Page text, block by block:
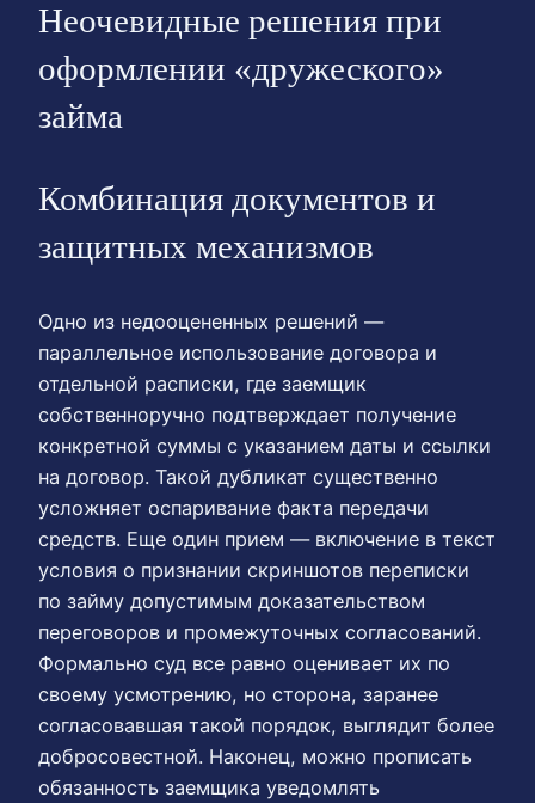
Неочевидные решения при
оформлении «дружеского»
займа
Комбинация документов и
защитных механизмов
Одно из недооцененных решений —
параллельное использование договора и
отдельной расписки, где заемщик
собственноручно подтверждает получение
конкретной суммы с указанием даты и ссылки
на договор. Такой дубликат существенно
усложняет оспаривание факта передачи
средств. Еще один прием — включение в текст
условия о признании скриншотов переписки
по займу допустимым доказательством
переговоров и промежуточных согласований.
Формально суд все равно оценивает их по
своему усмотрению, но сторона, заранее
согласовавшая такой порядок, выглядит более
добросовестной. Наконец, можно прописать
обязанность заемщика уведомлять